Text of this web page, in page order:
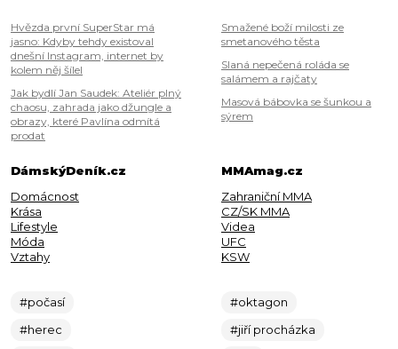
Hvězda první SuperStar má
jasno: Kdyby tehdy existoval
dnešní Instagram, internet by
kolem něj šílel
Jak bydlí Jan Saudek: Ateliér plný
chaosu, zahrada jako džungle a
obrazy, které Pavlína odmítá
prodat
Smažené boží milosti ze
smetanového těsta
Slaná nepečená roláda se
salámem a rajčaty
Masová bábovka se šunkou a
sýrem
DámskýDeník.cz
Domácnost
Krása
Lifestyle
Móda
Vztahy
#počasí
#herec
MMAmag.cz
Zahraniční MMA
CZ/SK MMA
Videa
UFC
KSW
#oktagon
#jiří procházka